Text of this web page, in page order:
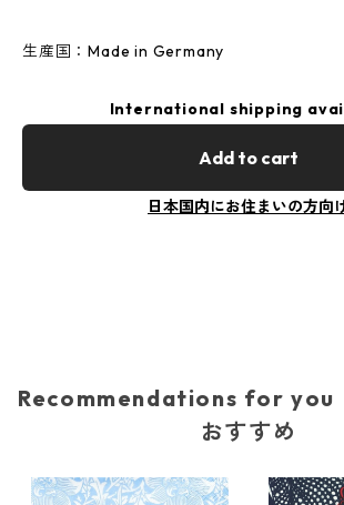
生産国：Made in Germany
International shipping
Add to cart
日本国内にお住まいの方向
Recommendations for you
おすすめ